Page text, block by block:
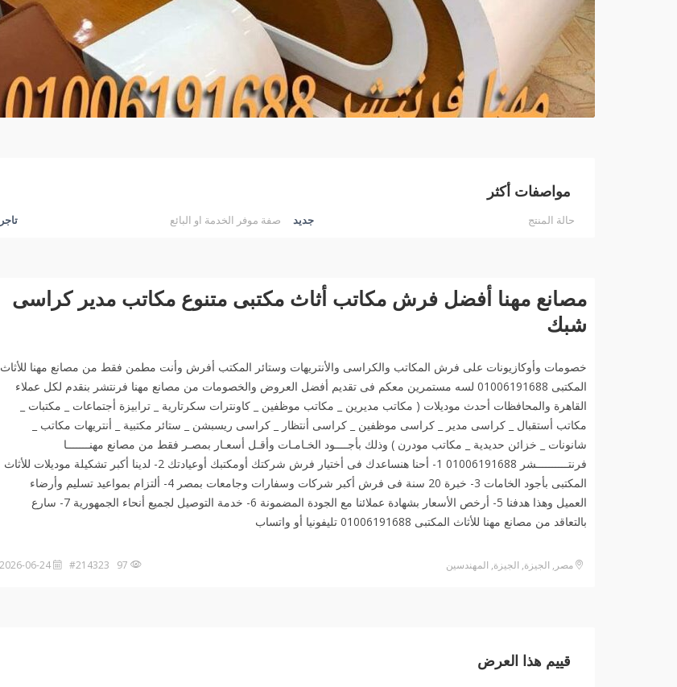
مواصفات أكثر
حالة المنتج جديد صفة موفر الخدمة او البائع تاجر
مصانع مهنا أفضل فرش مكاتب أثاث مكتبى متنوع مكاتب مدير كراسى
شبك
خصومات وأوكازيونات على فرش المكاتب والكراسى والأنتريهات وستائر المكتب أفرش وأنت مطمن فقط من مصانع مهنا للأثاث
المكتبى 01006191688 لسه مستمرين معكم فى تقديم أفضل العروض والخصومات من مصانع مهنا فرنتشر بنقدم لكل عملاء
القاهرة والمحافظات أحدث موديلات ( مكاتب مديرين _ مكاتب موظفين _ كاونترات سكرتارية _ ترابيزة أجتماعات _ مكتبات _
مكاتب أستقبال _ كراسى مدير _ كراسى موظفين _ كراسى أنتظار _ كراسى ريسبشن _ ستائر مكتبية _ أنتريهات مكاتب _
شانونات _ خزائن حديدية _ مكاتب مودرن ) وذلك بأجــــود الخـامـات وأقـل أسعـار بمصـر فقط من مصانع مهنـــــــا
فرنتــــــــــشر 01006191688 1- أحنا هنساعدك فى أختيار فرش شركتك أومكتبك أوعيادتك 2- لدينا أكبر تشكيلة موديلات للأثاث
المكتبى بأجود الخامات 3- خبرة 20 سنة فى فرش أكبر شركات وسفارات وجامعات بمصر 4- ألتزام بمواعيد تسليم وأرضاء
العميل وهذا هدفنا 5- أرخص الأسعار بشهادة عملائنا مع الجودة المضمونة 6- خدمة التوصيل لجميع أنحاء الجمهورية 7- سارع
بالتعاقد من مصانع مهنا للأثاث المكتبى 01006191688 تليفونيا أو واتساب️
مصر, الجيزة, الجيزة, المهندسين
قييم هذا العرض